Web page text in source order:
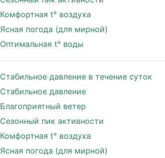
Комфортная t° воздуха
Ясная погода (для мирной)
Оптимальная t° воды
Стабильное давление в течение суток
Стабильное давление
Благоприятный ветер
Сезонный пик активности
Комфортная t° воздуха
Ясная погода (для мирной)